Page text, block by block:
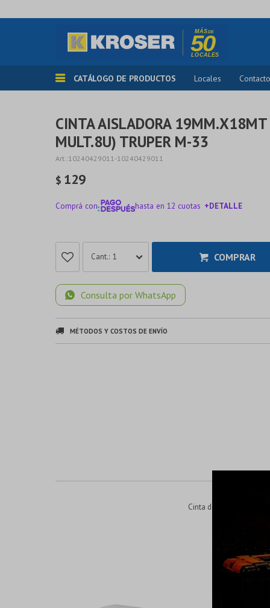
CATÁLOGO DE PRODUCTOS Locales Contacto
CINTA AISLADORA 19MM.X18MT
MULT.8U) TRUPER M-33
10240429011-10240429011
$ 129
Comprá con hasta en 12 cuotas +DETALLE
1 COMPRAR
Consulta por WhatsApp
MÉTODOS Y COSTOS DE ENVÍO
Cinta de PVC Base de